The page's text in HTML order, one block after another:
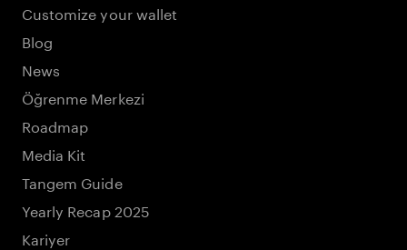
Customize your wallet
Blog
News
Öğrenme Merkezi
Roadmap
Media Kit
Tangem Guide
Yearly Recap 2025
Kariyer